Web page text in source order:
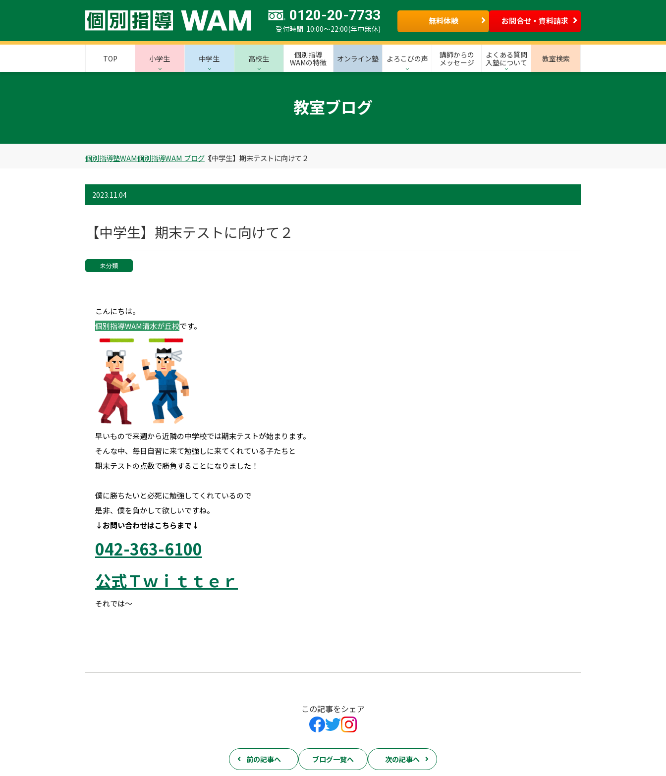
0120-20-7733
受付時間 10:00～22:00(年中無休)
無料体験 お問合せ・資料請求
TOP 小学生 中学生 高校生
個別指導
WAMの特徴
オンライン塾 よろこびの声
講師からの
メッセージ
よくある質問
入塾について
教室検索
教室ブログ
個別指導塾WAM個別指導WAM ブログ 【中学生】期末テストに向けて２
2023.11.04
【中学生】期末テストに向けて２
未分類
こんにちは。
個別指導WAM清水が丘校です。
早いもので来週から近隣の中学校では期末テストが始まります。
そんな中、毎日自習に来て勉強しに来てくれている子たちと
期末テストの点数で勝負することになりました！
僕に勝ちたいと必死に勉強してくれているので
是非、僕を負かして欲しいですね。
↓お問い合わせはこちらまで↓
042-363-6100
公式Ｔｗｉｔｔｅｒ
それでは～
この記事をシェア
前の記事へ ブログ一覧へ 次の記事へ